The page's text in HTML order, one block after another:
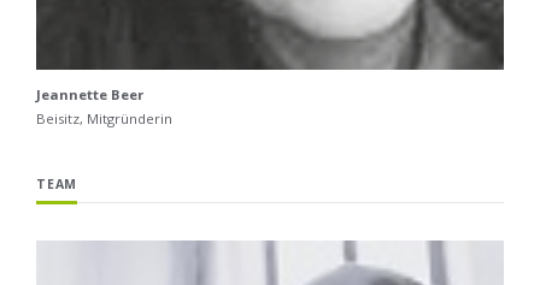
Jeannette Beer
Beisitz, Mitgründerin
TEAM